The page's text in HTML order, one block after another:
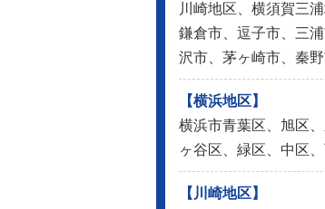
川崎地区、横須賀三
鎌倉市、逗子市、三
沢市、茅ヶ崎市、秦
【横浜地区】
横浜市青葉区、旭区
ヶ谷区、緑区、中区
【川崎地区】